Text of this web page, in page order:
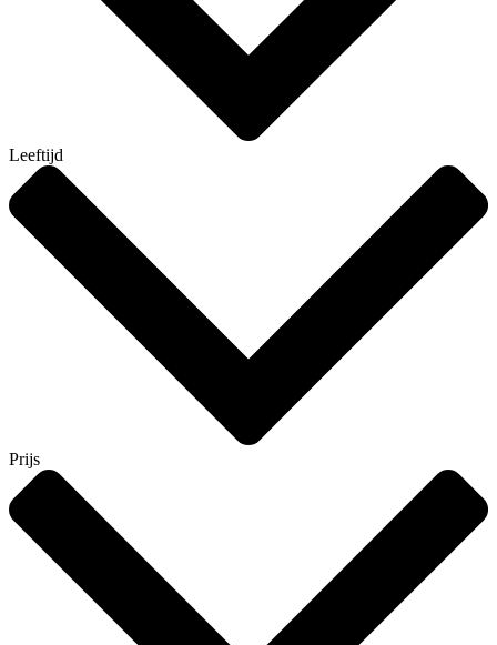
Leeftijd
Prijs